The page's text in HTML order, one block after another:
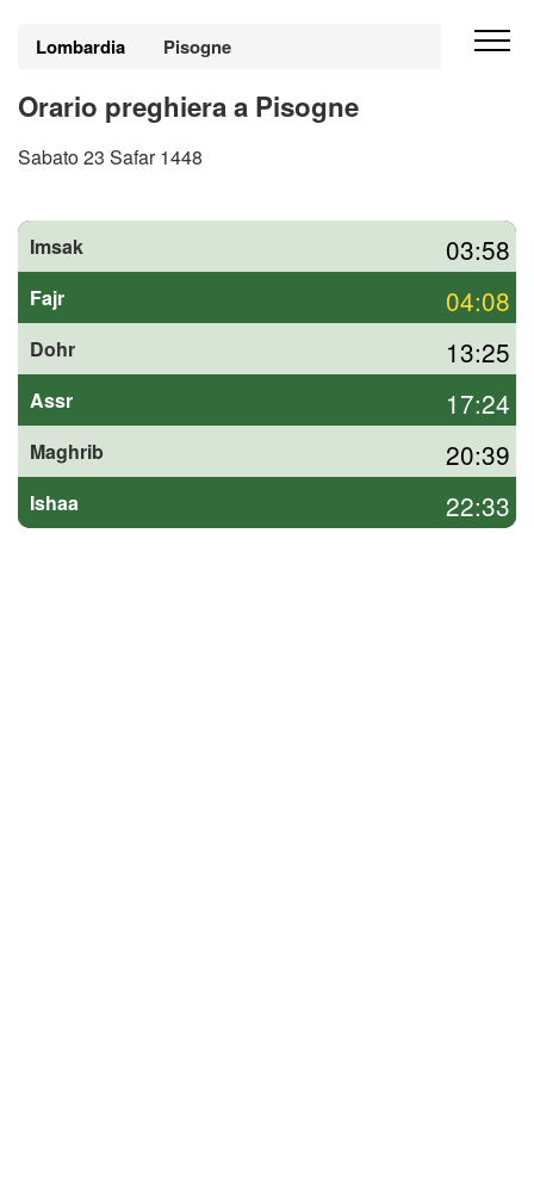
Lombardia Pisogne
Orario preghiera a Pisogne
Sabato 23 Safar 1448
Imsak 03:58
Fajr 04:08
Dohr 13:25
Assr 17:24
Maghrib 20:39
Ishaa 22:33